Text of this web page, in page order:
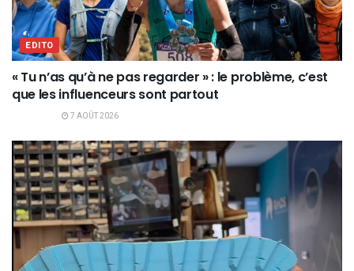
EDITO
« Tu n’as qu’à ne pas regarder » : le problème, c’est
que les influenceurs sont partout
7 AOÛT 2026